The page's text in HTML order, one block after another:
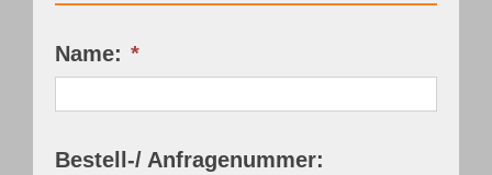
Name: *
Bestell-/ Anfragenummer: